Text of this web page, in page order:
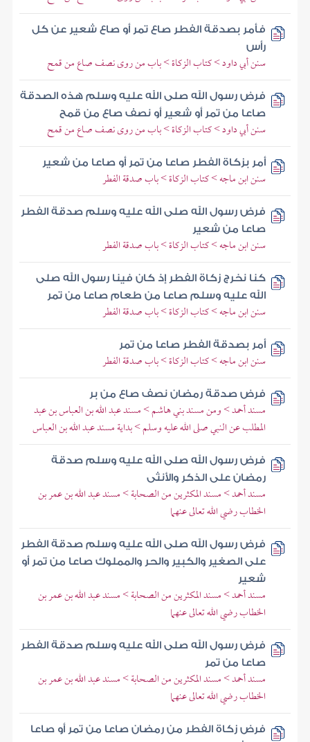
فأمر بصدقة الفطر صاع تمر أو صاع شعير عن كل
رأس
سنن أبي داود > كتاب الزكاة > باب من روى نصف صاع من قمح
فرض رسول الله صلى الله عليه وسلم هذه الصدقة
صاعا من تمر أو شعير أو نصف صاع من قمح
سنن أبي داود > كتاب الزكاة > باب من روى نصف صاع من قمح
أمر بزكاة الفطر صاعا من تمر أو صاعا من شعير
سنن ابن ماجه > كتاب الزكاة > باب صدقة الفطر
فرض رسول الله صلى الله عليه وسلم صدقة الفطر
صاعا من شعير
سنن ابن ماجه > كتاب الزكاة > باب صدقة الفطر
كنا نخرج زكاة الفطر إذ كان فينا رسول الله صلى
الله عليه وسلم صاعا من طعام صاعا من تمر
سنن ابن ماجه > كتاب الزكاة > باب صدقة الفطر
أمر بصدقة الفطر صاعا من تمر
سنن ابن ماجه > كتاب الزكاة > باب صدقة الفطر
فرض صدقة رمضان نصف صاع من بر
مسند أحمد > ومن مسند بني هاشم > مسند عبد الله بن العباس بن عبد
المطلب عن النبي صلى الله عليه وسلم > بداية مسند عبد الله بن العباس
فرض رسول الله صلى الله عليه وسلم صدقة
رمضان على الذكر والأنثى
مسند أحمد > مسند المكثرين من الصحابة > مسند عبد الله بن عمر بن
الخطاب رضي الله تعالى عنهما
فرض رسول الله صلى الله عليه وسلم صدقة الفطر
على الصغير والكبير والحر والمملوك صاعا من تمر أو
شعير
مسند أحمد > مسند المكثرين من الصحابة > مسند عبد الله بن عمر بن
الخطاب رضي الله تعالى عنهما
فرض رسول الله صلى الله عليه وسلم صدقة الفطر
صاعا من تمر
مسند أحمد > مسند المكثرين من الصحابة > مسند عبد الله بن عمر بن
الخطاب رضي الله تعالى عنهما
فرض زكاة الفطر من رمضان صاعا من تمر أو صاعا